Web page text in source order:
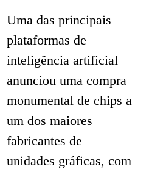
Uma das principais
plataformas de
inteligência artificial
anunciou uma compra
monumental de chips a
um dos maiores
fabricantes de
unidades gráficas, com